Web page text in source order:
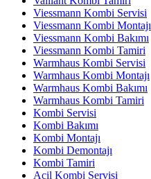
Viessmann Kombi Servisi
Viessmann Kombi Montajı
Viessmann Kombi Bakımı
Viessmann Kombi Tamiri
Warmhaus Kombi Servisi
Warmhaus Kombi Montajı
Warmhaus Kombi Bakımı
Warmhaus Kombi Tamiri
Kombi Servisi
Kombi Bakımı
Kombi Montajı
Kombi Demontajı
Kombi Tamiri
Acil Kombi Servisi